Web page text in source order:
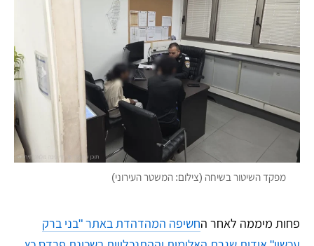
מפקד השיטור בשיחה (צילום: המשטר העירוני)
פחות מיממה לאחר החשיפה המהדהדת באתר "בני ברק